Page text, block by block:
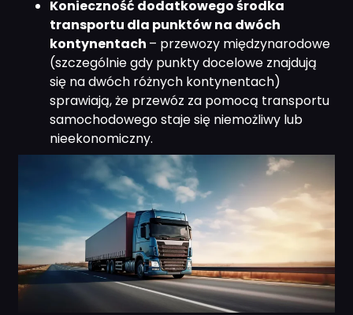
Konieczność dodatkowego środka
transportu dla punktów na dwóch
kontynentach – przewozy międzynarodowe
(szczególnie gdy punkty docelowe znajdują
się na dwóch różnych kontynentach)
sprawiają, że przewóz za pomocą transportu
samochodowego staje się niemożliwy lub
nieekonomiczny.